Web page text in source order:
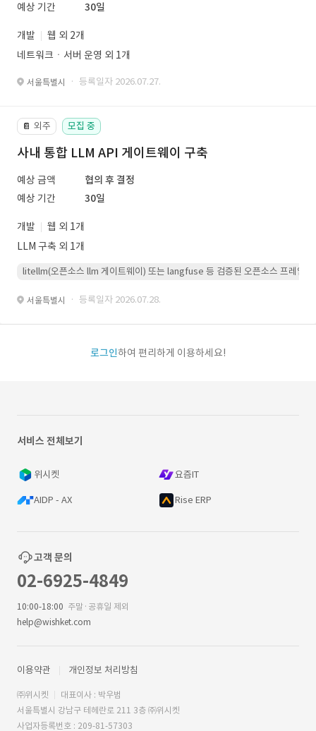
예상 기간
30일
개발
웹 외 2개
네트워크ㆍ서버 운영 외 1개
서울특별시 · 등록일자 2026.07.27.
📔 외주 모집 중
사내 통합 LLM API 게이트웨이 구축
예상 금액
협의 후 결정
예상 기간
30일
개발
웹 외 1개
LLM 구축 외 1개
litellm(오픈소스 llm 게이트웨이) 또는 langfuse 등 검증된 오픈소스 프레임워
서울특별시 · 등록일자 2026.07.28.
로그인하여 편리하게 이용하세요!
서비스 전체보기
위시켓 요즘IT
AIDP - AX Rise ERP
고객 문의
02-6925-4849
10:00-18:00 주말·공휴일 제외
help@wishket.com
이용약관 개인정보 처리방침
㈜위시켓
대표이사 : 박우범
서울특별시 강남구 테헤란로 211 3층 ㈜위시켓
사업자등록번호 : 209-81-57303